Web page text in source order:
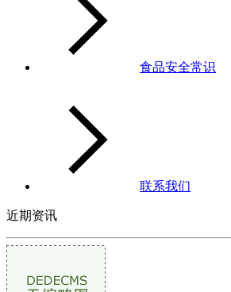
食品安全常识
联系我们
近期资讯